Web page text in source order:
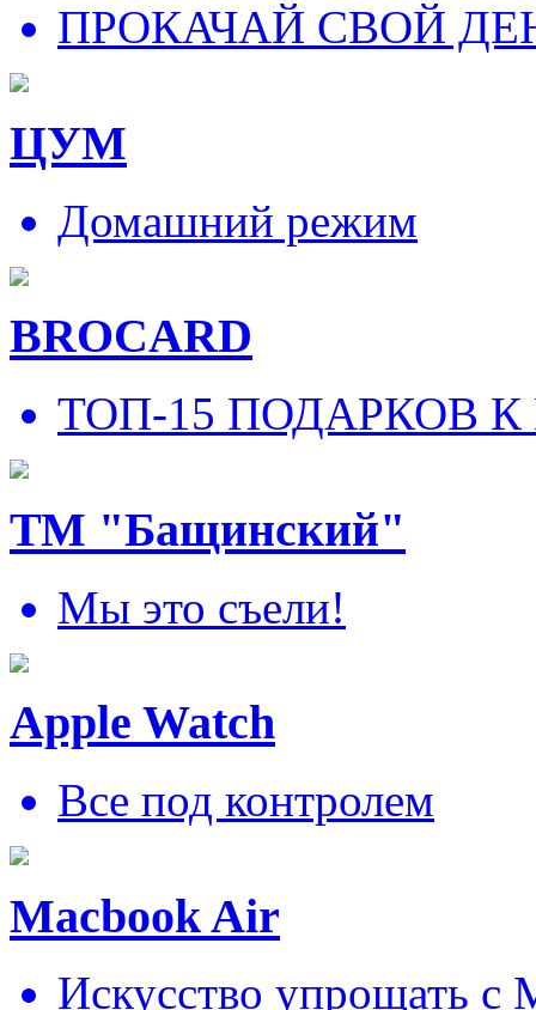
ПРОКАЧАЙ СВОЙ
ЦУМ
Домашний режим
BROCARD
ТОП-15 ПОДАРКОВ
ТМ "Бащинский"
Мы это съели!
Apple Watch
Все под контролем
Macbook Air
Искусcтво упрощать c